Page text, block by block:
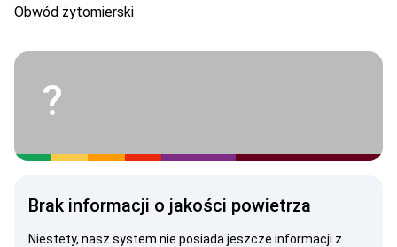
Obwód żytomierski
?
Brak informacji o jakości powietrza
Niestety, nasz system nie posiada jeszcze informacji z